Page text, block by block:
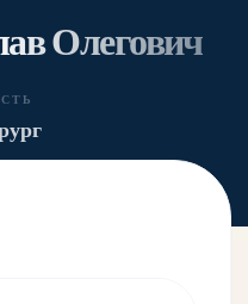
Олегович